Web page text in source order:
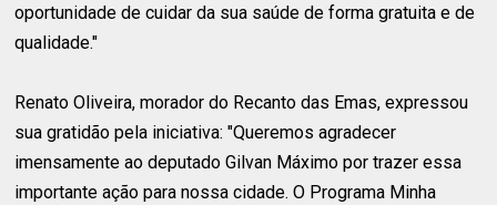
oportunidade de cuidar da sua saúde de forma gratuita e de
qualidade."
Renato Oliveira, morador do Recanto das Emas, expressou
sua gratidão pela iniciativa: "Queremos agradecer
imensamente ao deputado Gilvan Máximo por trazer essa
importante ação para nossa cidade. O Programa Minha